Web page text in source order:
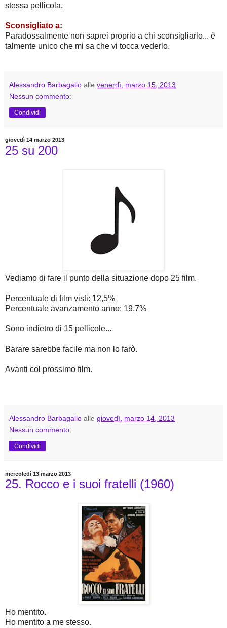
stessa pellicola.
Sconsigliato a:
Paradossalmente non saprei proprio a chi sconsigliarlo... è
talmente unico che mi sa che vi tocca vederlo.
Alessandro Barbagallo alle venerdì, marzo 15, 2013
Nessun commento:
Condividi
giovedì 14 marzo 2013
25 su 200
Vediamo di fare il punto della situazione dopo 25 film.
Percentuale di film visti: 12,5%
Percentuale avanzamento anno: 19,7%
Sono indietro di 15 pellicole...
Barare sarebbe facile ma non lo farò.
Avanti col prossimo film.
Alessandro Barbagallo alle giovedì, marzo 14, 2013
Nessun commento:
Condividi
mercoledì 13 marzo 2013
25. Rocco e i suoi fratelli (1960)
Ho mentito.
Ho mentito a me stesso.